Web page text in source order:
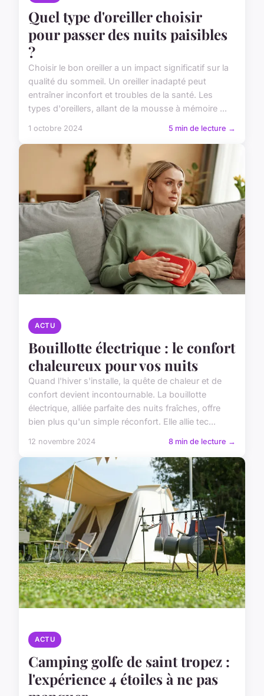
Quel type d'oreiller choisir
pour passer des nuits paisibles
?
Choisir le bon oreiller a un impact significatif sur la
qualité du sommeil. Un oreiller inadapté peut
entraîner inconfort et troubles de la santé. Les
types d'oreillers, allant de la mousse à mémoire ...
1 octobre 2024 5 min de lecture →
ACTU
Bouillotte électrique : le confort
chaleureux pour vos nuits
Quand l'hiver s'installe, la quête de chaleur et de
confort devient incontournable. La bouillotte
électrique, alliée parfaite des nuits fraîches, offre
bien plus qu'un simple réconfort. Elle allie tec...
12 novembre 2024 8 min de lecture →
ACTU
Camping golfe de saint tropez :
l'expérience 4 étoiles à ne pas